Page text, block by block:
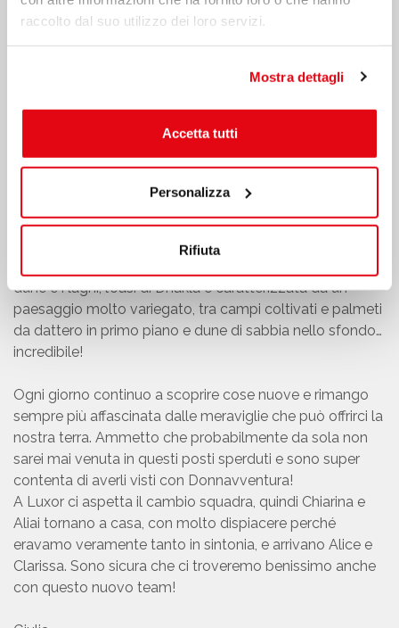
raccolto dal suo utilizzo dei loro servizi.
Mostra dettagli
Accetta tutti
Personalizza
Rifiuta
organizzato un party sulla sabbia davanti al fuoco.
Musica, balli e tanto divertimento con tutto lo staff: è
stata una serata fantastica.
Poi il deserto bianco… un capolavoro della natura.
siamo trovate immerse tra sculture naturali ed è stato
come atterrare sulla luna… un bianco accecante, da
togliere il fiato.
tappa ad Al-Tarfa Lodge, una struttura raffinata,
elegante e assolutamente fuori dal comune rispetto al
tipico stile egiziano che abbiamo incontrato nelle oasi.
dune e i laghi; l’oasi di Dhakla è caratterizzata da un
paesaggio molto variegato, tra campi coltivati e palmeti
da dattero in primo piano e dune di sabbia nello sfondo…
incredibile!
Ogni giorno continuo a scoprire cose nuove e rimango
sempre più affascinata dalle meraviglie che può offrirci la
nostra terra. Ammetto che probabilmente da sola non
sarei mai venuta in questi posti sperduti e sono super
contenta di averli visti con Donnavventura!
A Luxor ci aspetta il cambio squadra, quindi Chiarina e
Aliai tornano a casa, con molto dispiacere perché
eravamo veramente tanto in sintonia, e arrivano Alice e
Clarissa. Sono sicura che ci troveremo benissimo anche
con questo nuovo team!